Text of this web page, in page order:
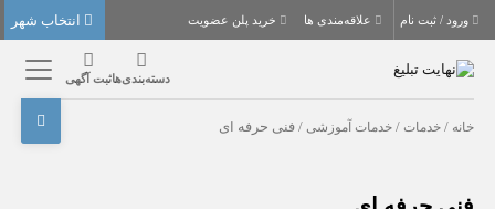
ورود / ثبت نام علاقه‌مندی ها خرید پلن عضویت
دسته‌بندی‌هاثبت آگهی
خانه /خدمات /خدمات آموزشی / فنی حرفه ای